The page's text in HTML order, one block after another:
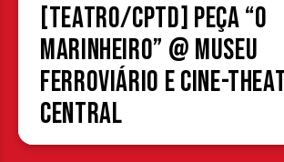
[TEATRO/CPTD] Peça “O
Marinheiro” @ Museu
Ferroviário e Cine-
Central